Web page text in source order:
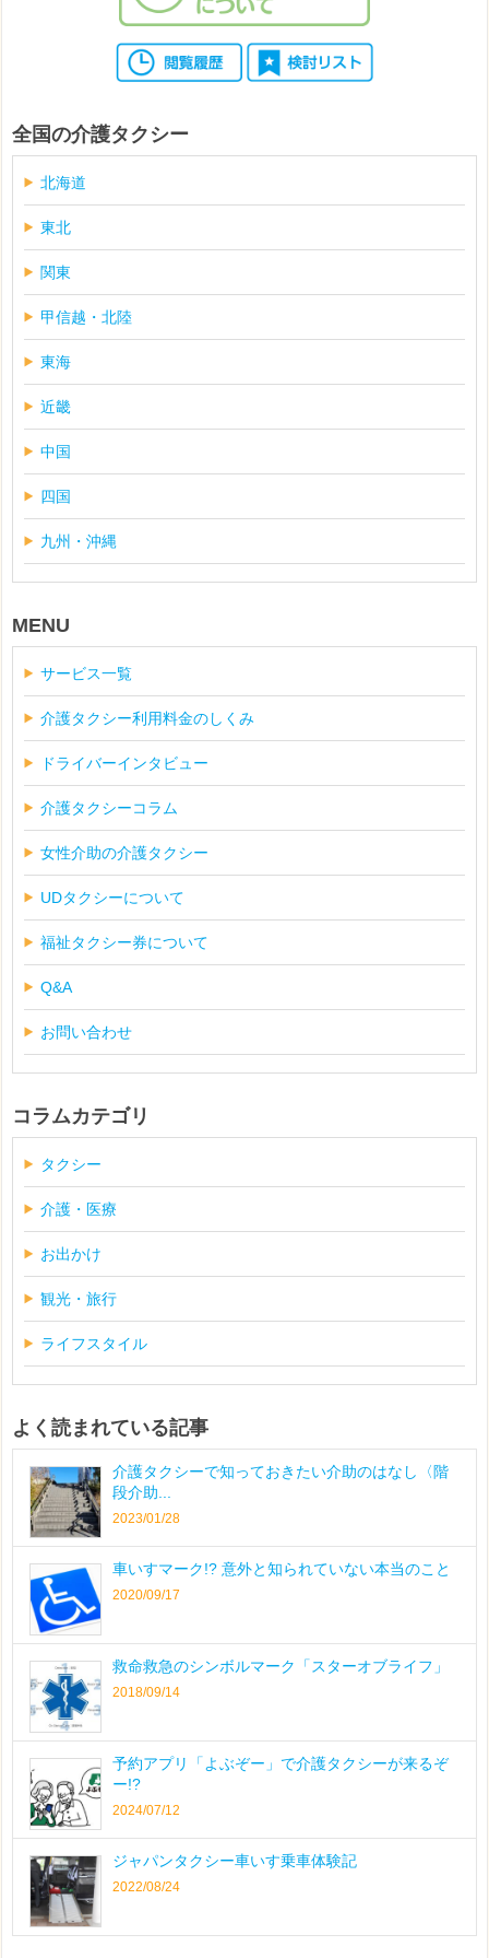
全国の介護タクシー
北海道
東北
関東
甲信越・北陸
東海
近畿
中国
四国
九州・沖縄
MENU
サービス一覧
介護タクシー利用料金のしくみ
ドライバーインタビュー
介護タクシーコラム
女性介助の介護タクシー
UDタクシーについて
福祉タクシー券について
Q&A
お問い合わせ
コラムカテゴリ
タクシー
介護・医療
お出かけ
観光・旅行
ライフスタイル
よく読まれている記事
介護タクシーで知っておきたい介助のはなし〈階
段介助...
2023/01/28
車いすマーク!? 意外と知られていない本当のこと
2020/09/17
救命救急のシンボルマーク「スターオブライフ」
2018/09/14
予約アプリ「よぶぞー」で介護タクシーが来るぞ
ー!?
2024/07/12
ジャパンタクシー車いす乗車体験記
2022/08/24